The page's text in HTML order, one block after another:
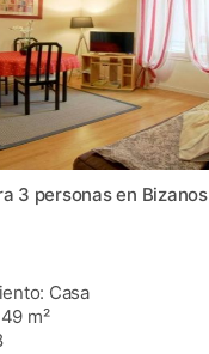
3 personas en Bizanos
Casa
49 m²